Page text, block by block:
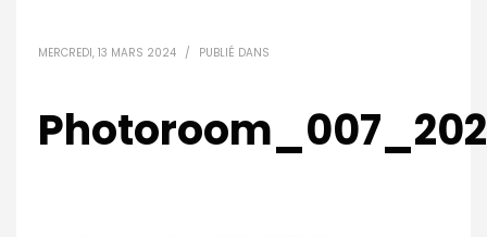
MERCREDI, 13 MARS 2024 / PUBLIÉ DANS